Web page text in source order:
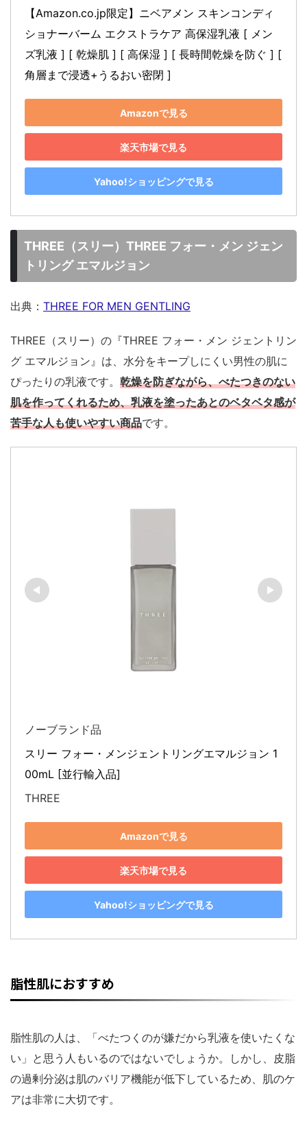
【Amazon.co.jp限定】ニベアメン スキンコンディ
ショナーバーム エクストラケア 高保湿乳液 [ メン
ズ乳液 ] [ 乾燥肌 ] [ 高保湿 ] [ 長時間乾燥を防ぐ ] [
角層まで浸透+うるおい密閉 ]
Amazonで見る
楽天市場で見る
Yahoo!ショッピングで見る
THREE（スリー）THREE フォー・メン ジェン
トリング エマルジョン
出典： THREE FOR MEN GENTLING
THREE（スリー）の『THREE フォー・メン ジェントリン
グ エマルジョン』は、水分をキープしにくい男性の肌に
ぴったりの乳液です。 乾燥を防ぎながら、べたつきのない
肌を作ってくれるため、乳液を塗ったあとのベタベタ感が
苦手な人も使いやすい商品です。
ノーブランド品
スリー フォー・メンジェントリングエマルジョン 1
00mL [並行輸入品]
THREE
Amazonで見る
楽天市場で見る
Yahoo!ショッピングで見る
脂性肌におすすめ
脂性肌の人は、「べたつくのが嫌だから乳液を使いたくな
い」と思う人もいるのではないでしょうか。しかし、皮脂
の過剰分泌は肌のバリア機能が低下しているため、肌のケ
アは非常に大切です。